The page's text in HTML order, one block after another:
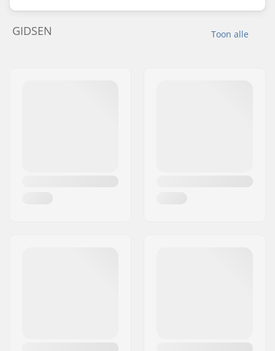
Toon alle
GIDSEN